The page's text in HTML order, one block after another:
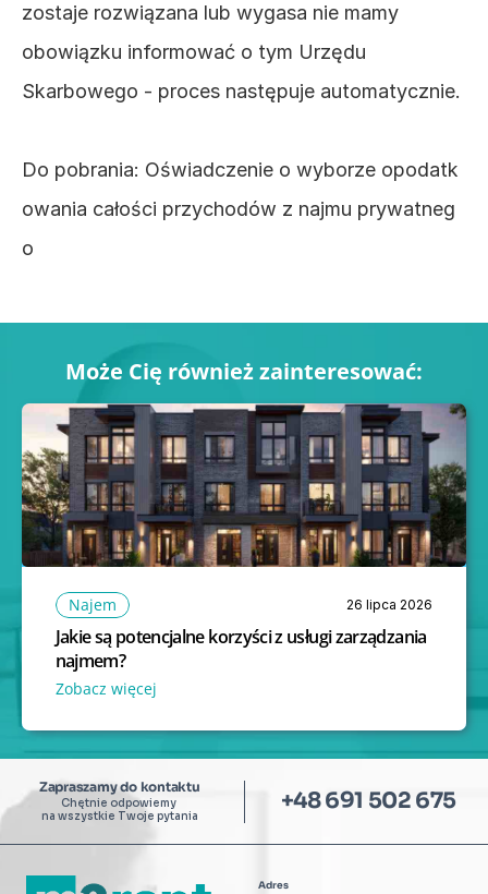
zostaje rozwiązana lub wygasa nie mamy
obowiązku informować o tym Urzędu
Skarbowego - proces następuje automatycznie.
Do pobrania: Oświadczenie o wyborze opodatk
owania całości przychodów z najmu prywatneg
o
Może Cię również zainteresować:
Najem 26 lipca 2026
Jakie są potencjalne korzyści z usługi zarządzania
najmem?
Zobacz więcej
Zapraszamy do kontaktu
Chętnie odpowiemy
na wszystkie Twoje pytania
+48 691 502 675
Adres